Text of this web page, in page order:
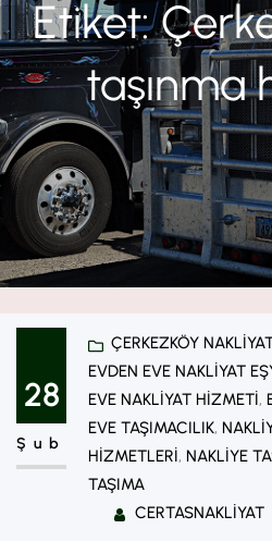
Etiket:
taşınma
28
Şub
ÇERKEZKÖY
EVDEN EVE NAKLIYAT
EVE NAKLIYAT HIZMETI,
EVE TAŞIMACILIK,
HIZMETLERI, NAKLIYE
TAŞIMA
CERTASNAKLIYAT